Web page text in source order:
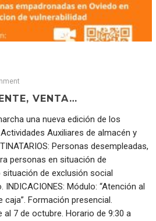
VENTA…
una nueva edición de los
Auxiliares de almacén y
Personas desempleadas,
personas en situación de
situación de exclusión social
Módulo: “Atención al
Formación presencial.
al 7 de octubre. Horario de 9:30 a